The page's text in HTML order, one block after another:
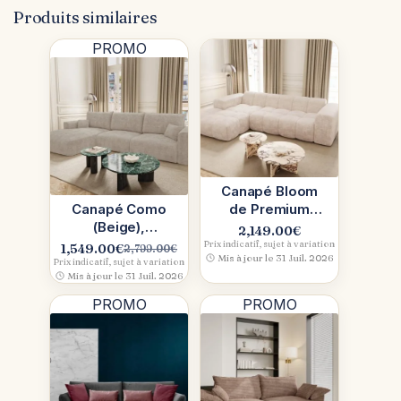
Produits similaires
PROMO
Canapé Como
(Beige),
Premium
Interiors :
convertible,
doux et
généreux
2,799.00€
Le
prix
initial
était :
2,799.00€.
1,549.00€Le
prix
actuel
est :
Prix indicatif, sujet à variation
Mis à jour le 31 Juil. 2026
Canapé Bloom
de Premium
Interiors :
confort
contemporain
en beige
2,149.00€
Prix indicatif, sujet à variation
Mis à jour le 31 Juil. 2026
PROMO PROMO